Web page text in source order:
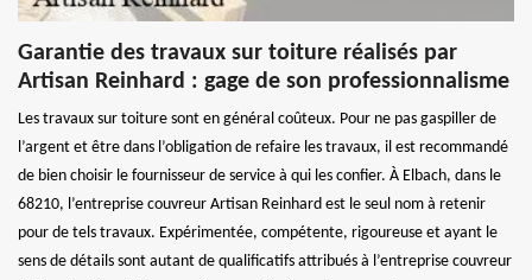
Garantie des travaux sur toiture réalisés par
Artisan Reinhard : gage de son professionnalisme
Les travaux sur toiture sont en général coûteux. Pour ne pas gaspiller de
l’argent et être dans l’obligation de refaire les travaux, il est recommandé
de bien choisir le fournisseur de service à qui les confier. À Elbach, dans le
68210, l’entreprise couvreur Artisan Reinhard est le seul nom à retenir
pour de tels travaux. Expérimentée, compétente, rigoureuse et ayant le
sens de détails sont autant de qualificatifs attribués à l’entreprise couvreur